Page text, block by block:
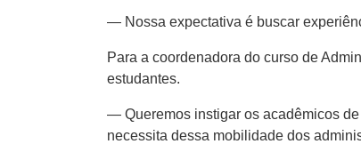
— Nossa expectativa é buscar
Para a coordenadora do curso de
estudantes.
— Queremos instigar os acadêmicos
necessita dessa mobilidade dos